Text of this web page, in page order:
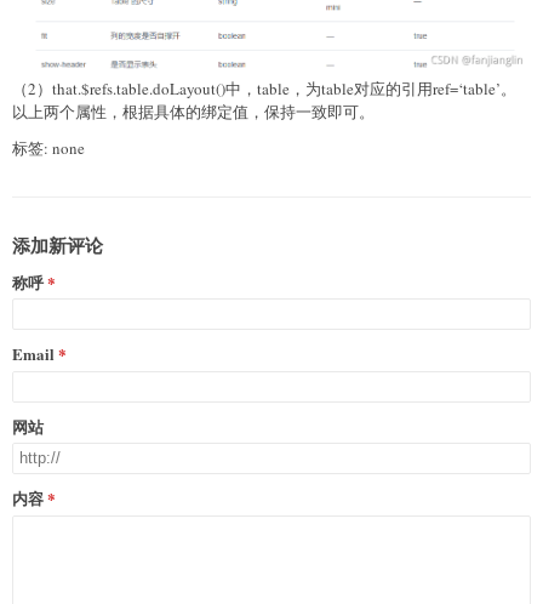
（2）that.$refs.table.doLayout()中，table，为table对应的引用ref=‘table’。
以上两个属性，根据具体的绑定值，保持一致即可。
标签: none
添加新评论
称呼
Email
网站
内容